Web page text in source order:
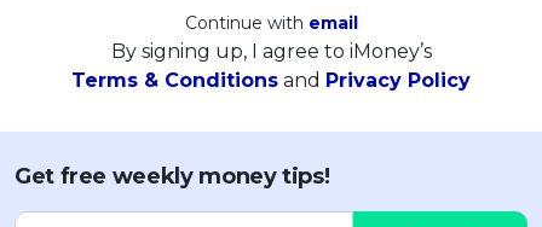
Continue with email
By signing up, I agree to iMoney’s
Terms & Conditions and Privacy Policy
Get free weekly money tips!